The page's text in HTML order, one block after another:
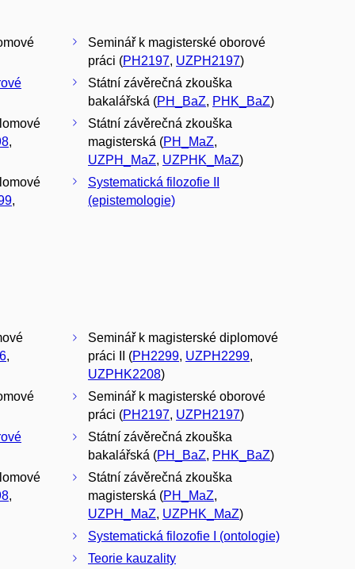
,
,
Seminář k magisterské oborové
práci (PH2197, UZPH2197)
Státní závěrečná zkouška
bakalářská (PH_BaZ, PHK_BaZ)
Státní závěrečná zkouška
magisterská (PH_MaZ,
UZPH_MaZ, UZPHK_MaZ)
Systematická filozofie II
(epistemologie)
,
,
Seminář k magisterské diplomové
práci II (PH2299, UZPH2299,
UZPHK2208)
Seminář k magisterské oborové
práci (PH2197, UZPH2197)
Státní závěrečná zkouška
bakalářská (PH_BaZ, PHK_BaZ)
Státní závěrečná zkouška
magisterská (PH_MaZ,
UZPH_MaZ, UZPHK_MaZ)
Systematická filozofie I (ontologie)
Teorie kauzality